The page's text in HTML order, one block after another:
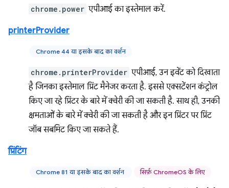
chrome.power एपीआई का इस्तेमाल करें.
printerProvider
Chrome 44 या इसके बाद का वर्शन
chrome.printerProvider एपीआई, उन इवेंट को दिखाता
है जिनका इस्तेमाल प्रिंट मैनेजर करता है. इससे एक्सटेंशन कंट्रोल
किए जा रहे प्रिंटर के बारे में क्वेरी की जा सकती है. साथ ही, उनकी
क्षमताओं के बारे में क्वेरी की जा सकती है और इन प्रिंटर पर प्रिंट
जॉब सबमिट किए जा सकते हैं.
प्रिंटिंग
Chrome 81 या इसके बाद का वर्शन सिर्फ़ ChromeOS के लिए